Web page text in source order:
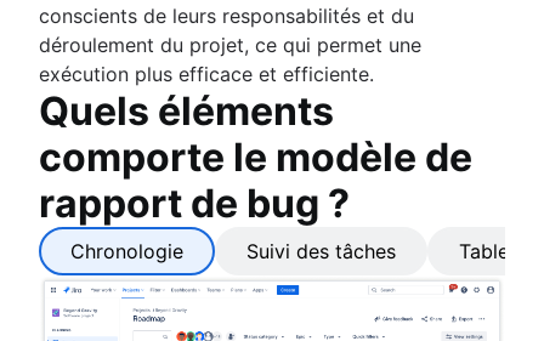
conscients de leurs responsabilités et du
déroulement du projet, ce qui permet une
exécution plus efficace et efficiente.
Quels éléments
comporte le modèle de
rapport de bug ?
Chronologie Suivi des tâches Tableau